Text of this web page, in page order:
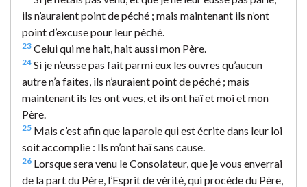
ils n’auraient point de péché ; mais maintenant ils n’ont
point d’excuse pour leur péché.
23 Celui qui me hait, hait aussi mon Père.
24 Si je n’eusse pas fait parmi eux les ouvres qu’aucun
autre n’a faites, ils n’auraient point de péché ; mais
maintenant ils les ont vues, et ils ont haï et moi et mon
Père.
25 Mais c’est afin que la parole qui est écrite dans leur loi
soit accomplie : Ils m’ont haï sans cause.
26 Lorsque sera venu le Consolateur, que je vous enverrai
de la part du Père, l’Esprit de vérité, qui procède du Père,